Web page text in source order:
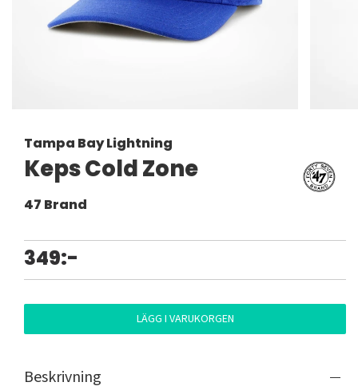
Tampa Bay Lightning
Keps Cold Zone
47 Brand
349:-
LÄGG I VARUKORGEN
Beskrivning